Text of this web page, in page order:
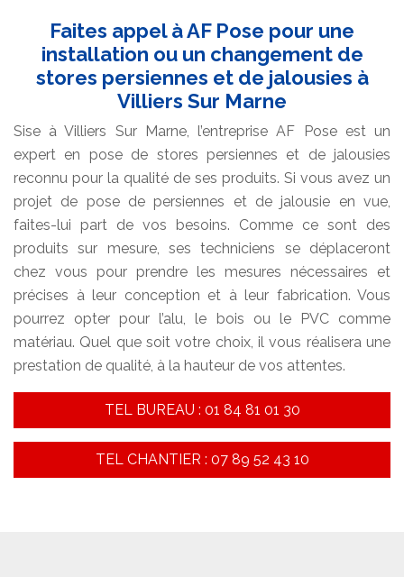
Faites appel à AF Pose pour une
installation ou un changement de
stores persiennes et de jalousies à
Villiers Sur Marne
Sise à Villiers Sur Marne, l’entreprise AF Pose est un
expert en pose de stores persiennes et de jalousies
reconnu pour la qualité de ses produits. Si vous avez un
projet de pose de persiennes et de jalousie en vue,
faites-lui part de vos besoins. Comme ce sont des
produits sur mesure, ses techniciens se déplaceront
chez vous pour prendre les mesures nécessaires et
précises à leur conception et à leur fabrication. Vous
pourrez opter pour l’alu, le bois ou le PVC comme
matériau. Quel que soit votre choix, il vous réalisera une
prestation de qualité, à la hauteur de vos attentes.
TEL BUREAU : 01 84 81 01 30
TEL CHANTIER : 07 89 52 43 10